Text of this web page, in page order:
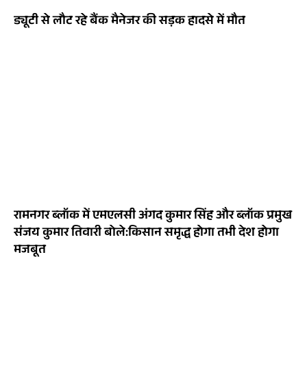
ड्यूटी से लौट रहे बैंक मैनेजर की सड़क हादसे में मौत
रामनगर ब्लॉक में एमएलसी अंगद कुमार सिंह और ब्लॉक प्रमुख
संजय कुमार तिवारी बोले:किसान समृद्ध होगा तभी देश होगा
मजबूत